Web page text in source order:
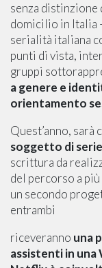
senza distinzione
domicilio in Italia
serialità italiana
punti di vista,
gruppi
a genere e
orientamento
Quest’anno,
soggetto di
scrittura da
del percorso a
un secondo
entrambi
riceveranno una
assistenti in una